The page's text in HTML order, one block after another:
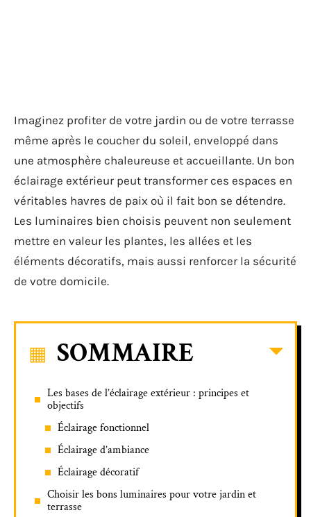
Imaginez profiter de votre jardin ou de votre terrasse
même après le coucher du soleil, enveloppé dans
une atmosphère chaleureuse et accueillante. Un bon
éclairage extérieur peut transformer ces espaces en
véritables havres de paix où il fait bon se détendre.
Les luminaires bien choisis peuvent non seulement
mettre en valeur les plantes, les allées et les
éléments décoratifs, mais aussi renforcer la sécurité
de votre domicile.
SOMMAIRE
Les bases de l’éclairage extérieur : principes et
objectifs
Éclairage fonctionnel
Éclairage d’ambiance
Éclairage décoratif
Choisir les bons luminaires pour votre jardin et
terrasse